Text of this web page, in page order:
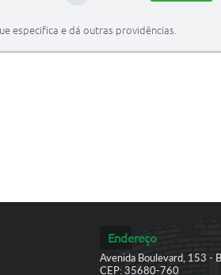
especifica e dá outras providências.
Endereço
Avenida Boulevard, 153 -
CEP: 35680-760